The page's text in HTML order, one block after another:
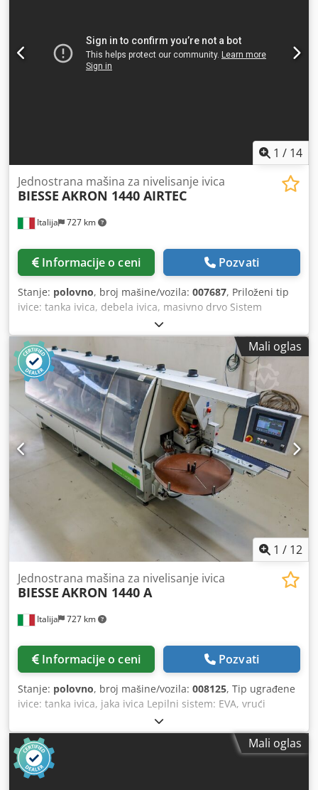
1 / 14
Italija 727 km
Jednostrana mašina za nivelisanje ivica
BIESSE AKRON 1440 AIRTEC
Informacije o ceni Pozvati
Stanje: polovno, broj mašine/vozila: 007687, Priloženi tip
ivice: tanka ivica, debela ivica, masivno drvo Sistem
lepljenja: EVA, topao vazduh Spajanje glodanje: da
Chjdpfxewuz Npe Ai Sja Multifunkcionalna jedinica: da
Maks. brzina tuneliranja: 18 m / min Maksimalna debljina
panela: 60 mm Radna jedinica: 7 br
Mali oglas
1 / 12
Italija 727 km
Jednostrana mašina za nivelisanje ivica
BIESSE AKRON 1440 A
Informacije o ceni Pozvati
Stanje: polovno, broj mašine/vozila: 008125, Tip ugrađene
ivice: tanka ivica, jaka ivica Lepilni sistem: EVA, vrući
vazduh Pripremno glodanje: da Multifunkcionalna jedinica:
da Maks. brzina posmaka: 18 m/min Radne jedinice: 7 kom
Codpfxew Tivme Ai Sjha
Mali oglas